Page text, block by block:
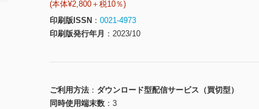
(本体¥2,800＋税10％)
印刷版ISSN
0021-4973
印刷版発行年月
2023/10
ご利用方法
ダウンロード型配信サービス（買切型）
同時使用端末数
3